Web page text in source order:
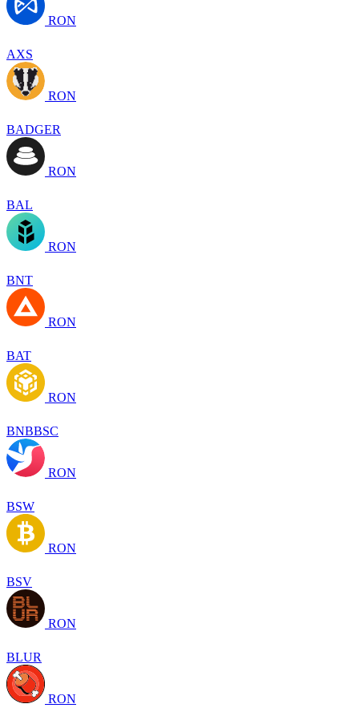
RON
AXS
RON
BADGER
RON
BAL
RON
BNT
RON
BAT
RON
BNBBSC
RON
BSW
RON
BSV
RON
BLUR
RON